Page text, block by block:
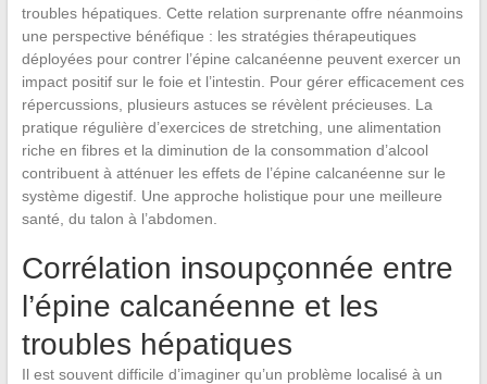
troubles hépatiques. Cette relation surprenante offre néanmoins
une perspective bénéfique : les stratégies thérapeutiques
déployées pour contrer l’épine calcanéenne peuvent exercer un
impact positif sur le foie et l’intestin. Pour gérer efficacement ces
répercussions, plusieurs astuces se révèlent précieuses. La
pratique régulière d’exercices de stretching, une alimentation
riche en fibres et la diminution de la consommation d’alcool
contribuent à atténuer les effets de l’épine calcanéenne sur le
système digestif. Une approche holistique pour une meilleure
santé, du talon à l’abdomen.
Corrélation insoupçonnée entre
l’épine calcanéenne et les
troubles hépatiques
Il est souvent difficile d’imaginer qu’un problème localisé à un